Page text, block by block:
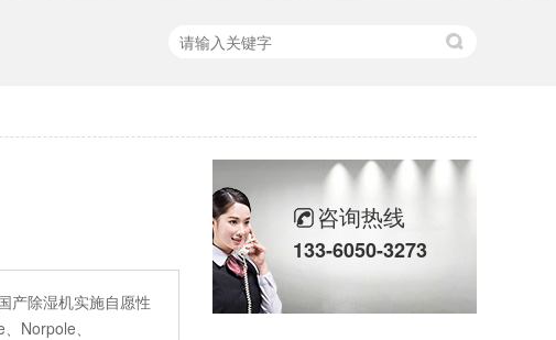
产除湿机实施自愿性
Norpole、
咨询热线
133-6050-3273